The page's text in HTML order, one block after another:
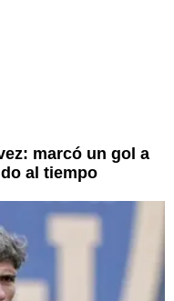
marcó un gol a
al tiempo